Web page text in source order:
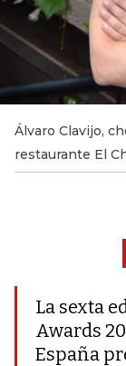
Álvaro Clavijo,
restaurante El
La sexta
Awards
España